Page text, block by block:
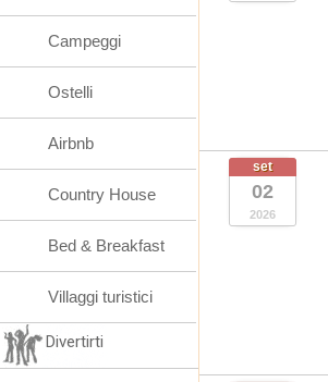
set
02
2026
Campeggi
Ostelli
Airbnb
Country House
Bed & Breakfast
Villaggi turistici
Divertirti